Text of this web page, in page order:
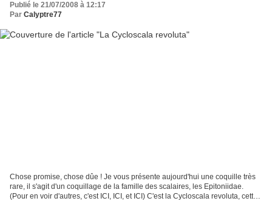
Publié le 21/07/2008 à 12:17
Par Calyptre77
Chose promise, chose dûe ! Je vous présente aujourd'hui une coquille très
rare, il s'agit d'un coquillage de la famille des scalaires, les Epitoniidae.
(Pour en voir d'autres, c'est ICI, ICI, et ICI) C'est la Cycloscala revoluta, cette